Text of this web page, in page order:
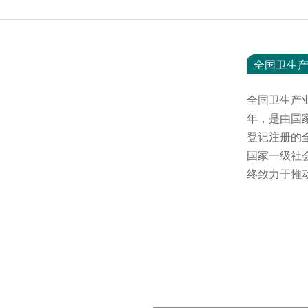
全国卫生
全国卫生产
年，是由国
登记注册的
国家一级社
终致力于推